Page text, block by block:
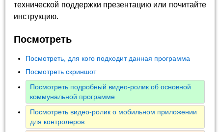
технической поддержки презентацию или почитайте
инструкцию.
Посмотреть
Посмотреть, для кого подходит данная программа
Посмотреть скриншот
Посмотреть подробный видео-ролик об основной
коммунальной программе
Посмотреть видео-ролик о мобильном приложении
для контролеров